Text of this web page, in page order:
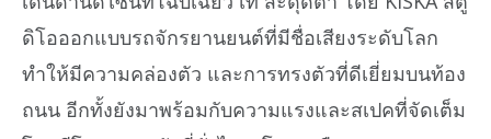
ดิโอออกแบบรถจักรยานยนต์ที่มีชื่อเสียงระดับโลก
ทำให้มีความคล่องตัว และการทรงตัวที่ดีเยี่ยมบนท้อง
ถนน อีกทั้งยังมาพร้อมกับความแรงและสเปคที่จัดเต็ม